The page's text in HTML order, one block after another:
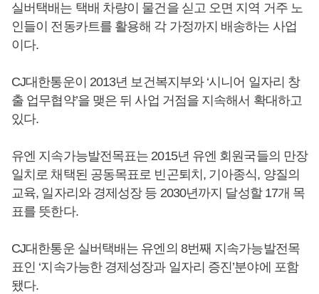
실버택배는 택배 차량이 물건을 싣고 오면 지역 거주 노
인들이 전동카트를 활용해 각 가정까지 배송하는 사업
이다.
CJ대한통운이 2013년 보건복지부와 ‘시니어 일자리 창
출 업무협약’을 맺은 뒤 사업 거점을 지속해서 확대하고
있다.
유엔 지속가능발전목표는 2015년 유엔 회원국들의 만장
일치로 채택된 공동목표로 빈곤퇴치, 기아종식, 양질의
교육, 일자리와 경제성장 등 2030년까지 달성할 17개 목
표를 뜻한다.
CJ대한통운 실버택배는 유엔의 8번째 지속가능발전목
표인 ‘지속가능한 경제성장과 일자리 증진’분야에 포함
됐다.